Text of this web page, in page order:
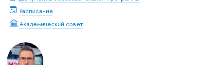
Расписание
Академический совет